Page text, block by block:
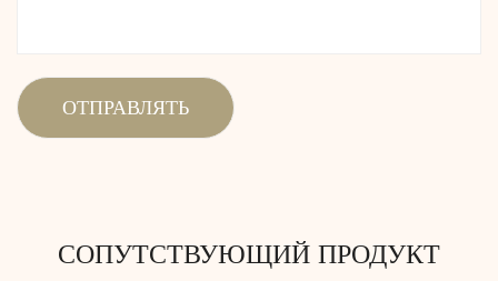
СОПУТСТВУЮЩИЙ ПРОДУКТ